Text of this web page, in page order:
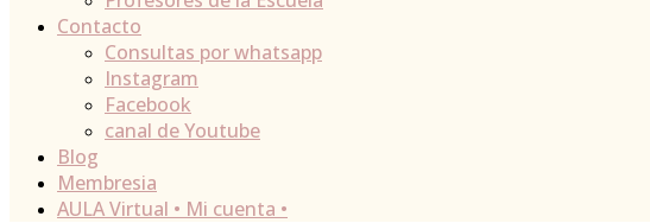
Contacto
Consultas por whatsapp
Instagram
Facebook
canal de Youtube
Blog
Membresia
AULA Virtual • Mi cuenta •